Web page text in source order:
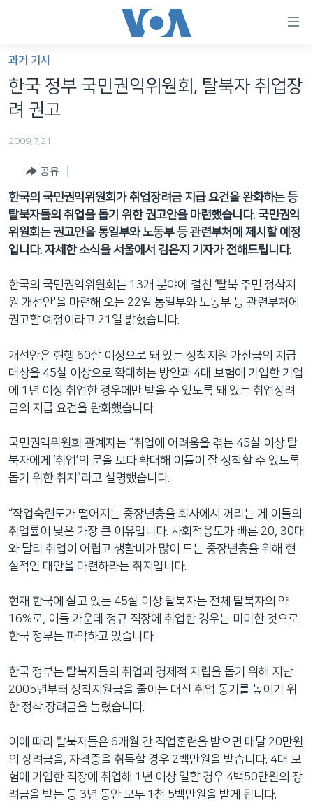
가
능
링
로
게
이
션
로
이
등
세계
프로그램
주파수 안내
언어 선택
과거 기사
한국 정부 국민권익위원회, 탈북자 취업장
려 권고
2009.7.21
공유
한국의 국민권익위원회가 취업장려금 지급 요건을 완화하는 등
탈북자들의 취업을 돕기 위한 권고안을 마련했습니다. 국민권익
위원회는 권고안을 통일부와 노동부 등 관련부처에 제시할 예정
입니다. 자세한 소식을 서울에서 김은지 기자가 전해드립니다.
한국의 국민권익위원회는 13개 분야에 걸친 ‘탈북 주민 정착지
원 개선안'을 마련해 오는 22일 통일부와 노동부 등 관련부처에
권고할 예정이라고 21일 밝혔습니다.
개선안은 현행 60살 이상으로 돼 있는 정착지원 가산금의 지급
대상을 45살 이상으로 확대하는 방안과 4대 보험에 가입한 기업
에 1년 이상 취업한 경우에만 받을 수 있도록 돼 있는 취업장려
금의 지급 요건을 완화했습니다.
국민권익위원회 관계자는 “취업에 어려움을 겪는 45살 이상 탈
북자에게 ‘취업’의 문을 보다 확대해 이들이 잘 정착할 수 있도록
돕기 위한 취지”라고 설명했습니다.
“작업숙련도가 떨어지는 중장년층을 회사에서 꺼리는 게 이들의
취업률이 낮은 가장 큰 이유입니다. 사회적응도가 빠른 20, 30대
와 달리 취업이 어렵고 생활비가 많이 드는 중장년층을 위해 현
실적인 대안을 마련하라는 취지입니다.
현재 한국에 살고 있는 45살 이상 탈북자는 전체 탈북자의 약
16%로, 이들 가운데 정규 직장에 취업한 경우는 미미한 것으로
한국 정부는 파악하고 있습니다.
한국 정부는 탈북자들의 취업과 경제적 자립을 돕기 위해 지난
2005년부터 정착지원금을 줄이는 대신 취업 동기를 높이기 위
한 정착 장려금을 늘렸습니다.
이에 따라 탈북자들은 6개월 간 직업훈련을 받으면 매달 20만원
의 장려금을, 자격증을 취득할 경우 2백만원을 받습니다. 4대 보
험에 가입한 직장에 취업해 1년 이상 일할 경우 4백50만원의 장
려금을 받는 등 3년 동안 모두 1천 5백만원을 받게 됩니다.